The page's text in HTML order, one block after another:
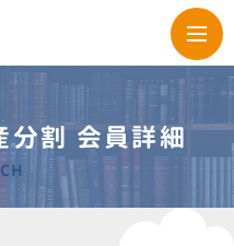
分割 会員詳細